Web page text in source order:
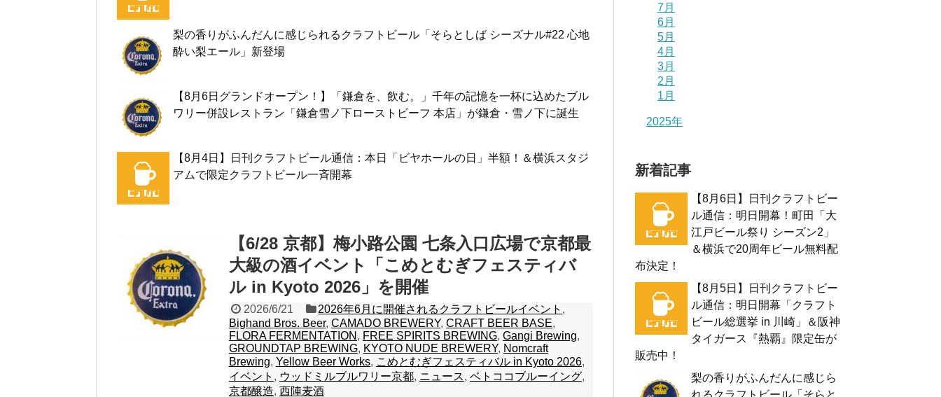
梨の香りがふんだんに感じられるクラフトビール「そらとしば シーズナル#22 心地
酔い梨エール」新登場
【8月6日グランドオープン！】「鎌倉を、飲む。」千年の記憶を一杯に込めたブル
ワリー併設レストラン「鎌倉雪ノ下ローストビーフ 本店」が鎌倉・雪ノ下に誕生
【8月4日】日刊クラフトビール通信：本日「ビヤホールの日」半額！＆横浜スタジ
アムで限定クラフトビール一斉開幕
【6/28 京都】梅小路公園 七条入口広場で京都最
大級の酒イベント「こめとむぎフェスティバ
ル in Kyoto 2026」を開催
2026/6/21 2026年6月に開催されるクラフトビールイベント ,
Bighand Bros. Beer, CAMADO BREWERY, CRAFT BEER BASE,
FLORA FERMENTATION , FREE SPIRITS BREWING, Gangi Brewing,
GROUNDTAP BREWING, KYOTO NUDE BREWERY, Nomcraft
Brewing, Yellow Beer Works, こめとむぎフェスティバル in Kyoto 2026,
イベント , ウッドミルブルワリー京都, ニュース, ベトココブルーイング,
京都醸造, 西陣麦酒
7月
6月
5月
4月
3月
2月
1月
2025年
新着記事
【8月6日】日刊クラフトビー
ル通信：明日開幕！町田「大
江戸ビール祭り シーズン2」
＆横浜で20周年ビール無料配
布決定！
【8月5日】日刊クラフトビー
ル通信：明日開幕「クラフト
ビール総選挙 in 川崎」＆阪神
タイガース『熱覇』限定缶が
販売中！
梨の香りがふんだんに感じら